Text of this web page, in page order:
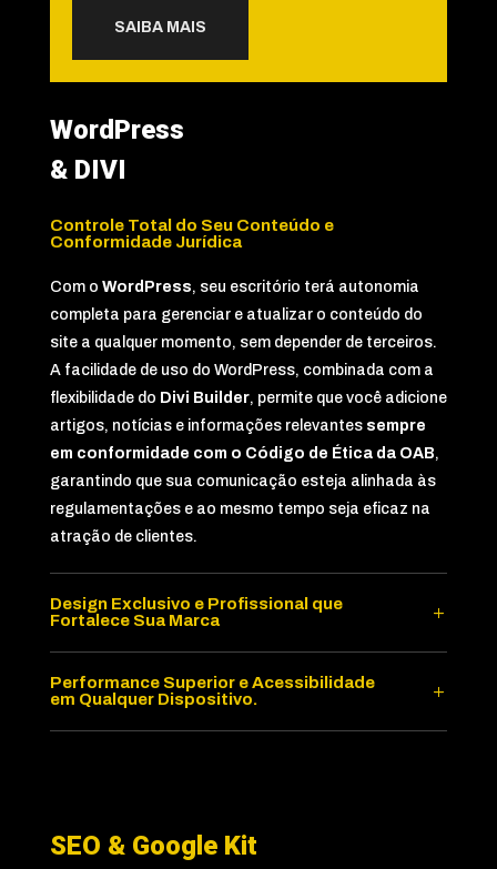
SAIBA MAIS
WordPress
& DIVI
Controle Total do Seu Conteúdo e
Conformidade Jurídica
Com o WordPress, seu escritório terá autonomia
completa para gerenciar e atualizar o conteúdo do
site a qualquer momento, sem depender de terceiros.
A facilidade de uso do WordPress, combinada com a
flexibilidade do Divi Builder, permite que você adicione
artigos, notícias e informações relevantes sempre
em conformidade com o Código de Ética da OAB,
garantindo que sua comunicação esteja alinhada às
regulamentações e ao mesmo tempo seja eficaz na
atração de clientes.
Design Exclusivo e Profissional que
Fortalece Sua Marca
Performance Superior e Acessibilidade
em Qualquer Dispositivo.
SEO & Google Kit